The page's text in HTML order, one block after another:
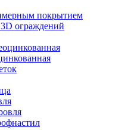
покрытием
ограждений